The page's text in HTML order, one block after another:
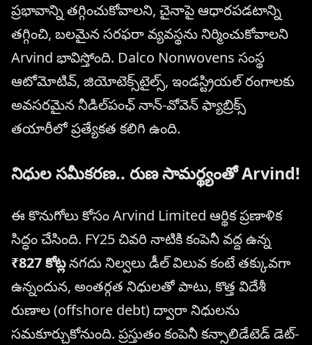
ప్రభావాన్ని తగ్గించుకోవాలని, చైనాపై ఆధారపడటాన్ని
తగ్గించి, బలమైన సరఫరా వ్యవస్థను నిర్మించుకోవాలని
Arvind భావిస్తోంది. Dalco Nonwovens సంస్థ
ఆటోమోటివ్, జియోటెక్స్‌టైల్స్, ఇండస్ట్రియల్ రంగాలకు
అవసరమైన నీడిల్‌పంఛ్ నాన్-వోవెన్ ఫ్యాబ్రిక్స్
తయారీలో ప్రత్యేకత కలిగి ఉంది.
నిధుల సమీకరణ.. రుణ సామర్థ్యంతో Arvind!
ఈ కొనుగోలు కోసం Arvind Limited ఆర్థిక ప్రణాళిక
సిద్ధం చేసింది. FY25 చివరి నాటికి కంపెనీ వద్ద ఉన్న
₹827 కోట్లనగదు నిల్వలు డీల్ విలువ కంటే తక్కువగా
ఉన్నందున, అంతర్గత నిధులతో పాటు, కొత్త విదేశీ
రుణాల (offshore debt) ద్వారా నిధులను
సమకూర్చుకోనుంది. ప్రస్తుతం కంపెనీ కన్సాలిడేటెడ్ డెట్-